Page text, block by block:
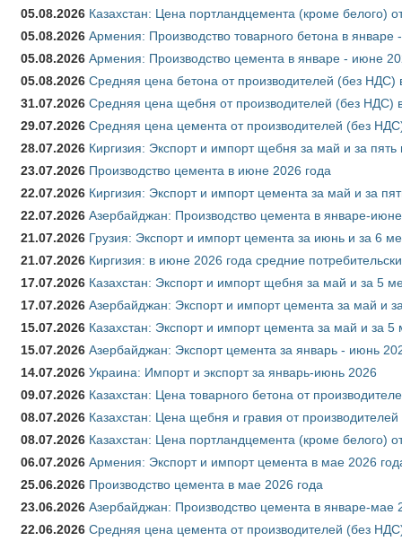
05.08.2026 Казахстан: Цена портландцемента (кроме белого)
05.08.2026 Армения: Производство товарного бетона в январе
05.08.2026 Армения: Производство цемента в январе - июне
05.08.2026 Средняя цена бетона от производителей (без НДС)
31.07.2026 Средняя цена щебня от производителей (без НДС)
29.07.2026 Средняя цена цемента от производителей (без
28.07.2026 Киргизия: Экспорт и импорт щебня за май и за
23.07.2026 Производство цемента в июне 2026 года
22.07.2026 Киргизия: Экспорт и импорт цемента за май и за
22.07.2026 Азербайджан: Производство цемента в январе-
21.07.2026 Грузия: Экспорт и импорт цемента за июнь и за 6
21.07.2026 Киргизия: в июне 2026 года средние
17.07.2026 Казахстан: Экспорт и импорт щебня за май и за 5
17.07.2026 Азербайджан: Экспорт и импорт цемента за май и
15.07.2026 Казахстан: Экспорт и импорт цемента за май и за
15.07.2026 Азербайджан: Экспорт цемента за январь - июнь
14.07.2026 Украина: Импорт и экспорт за январь-июнь 2026
09.07.2026 Казахстан: Цена товарного бетона от
08.07.2026 Казахстан: Цена щебня и гравия от
08.07.2026 Казахстан: Цена портландцемента (кроме белого)
06.07.2026 Армения: Экспорт и импорт цемента в мае 2026
25.06.2026 Производство цемента в мае 2026 года
23.06.2026 Азербайджан: Производство цемента в январе-мае
22.06.2026 Средняя цена цемента от производителей (без